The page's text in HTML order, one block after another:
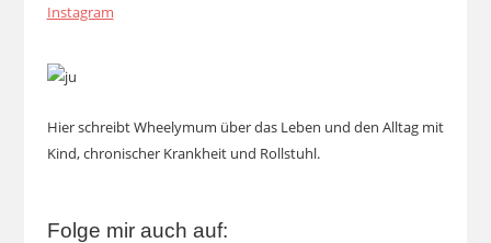
Instagram
Hier schreibt Wheelymum über das Leben und den Alltag mit
Kind, chronischer Krankheit und Rollstuhl.
Folge mir auch auf: